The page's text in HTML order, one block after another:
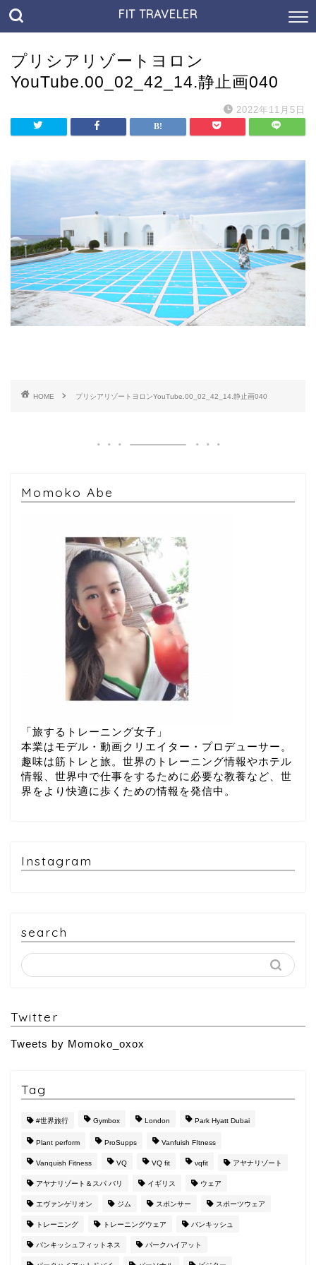
FIT TRAVELER
プリシアリゾートヨロン
YouTube.00_02_42_14.静止画040
2022年11月5日
HOME プリシアリゾートヨロンYouTube.00_02_42_14.静止画040
Momoko Abe
「旅するトレーニング女子」
本業はモデル・動画クリエイター・プロデューサー。
趣味は筋トレと旅。世界のトレーニング情報やホテル
情報、世界中で仕事をするために必要な教養など、世
界をより快適に歩くための情報を発信中。
Instagram
search
Twitter
Tweets by Momoko_oxox
Tag
#世界旅行 Gymbox London Park Hyatt Dubai
Plant perform ProSupps Vanfuish FItness
Vanquish Fitness VQ VQ fit vqfit アヤナリゾート
アヤナリゾート＆スパ バリ イギリス ウェア
エヴァンゲリオン ジム スポンサー スポーツウェア
トレーニング トレーニングウェア バンキッシュ
バンキッシュフィットネス パークハイアット